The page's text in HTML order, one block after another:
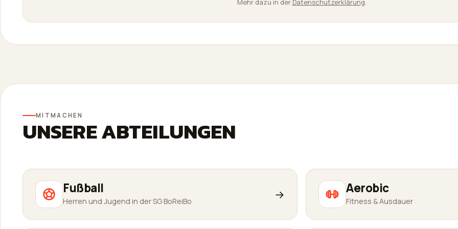
Mehr dazu in der Datenschutzerklärung.
MITMACHEN
UNSERE ABTEILUNGEN
Fußball
Herren und Jugend in der SG BoReiBo → Aerobic
Fitness & Ausdauer